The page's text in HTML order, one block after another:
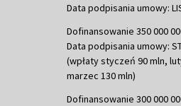
Data podpisania umowy:
Dofinansowanie 350 000
Data podpisania umowy:
(wpłaty styczeń 90 mln,
marzec 130 mln)
Dofinansowanie 300 000